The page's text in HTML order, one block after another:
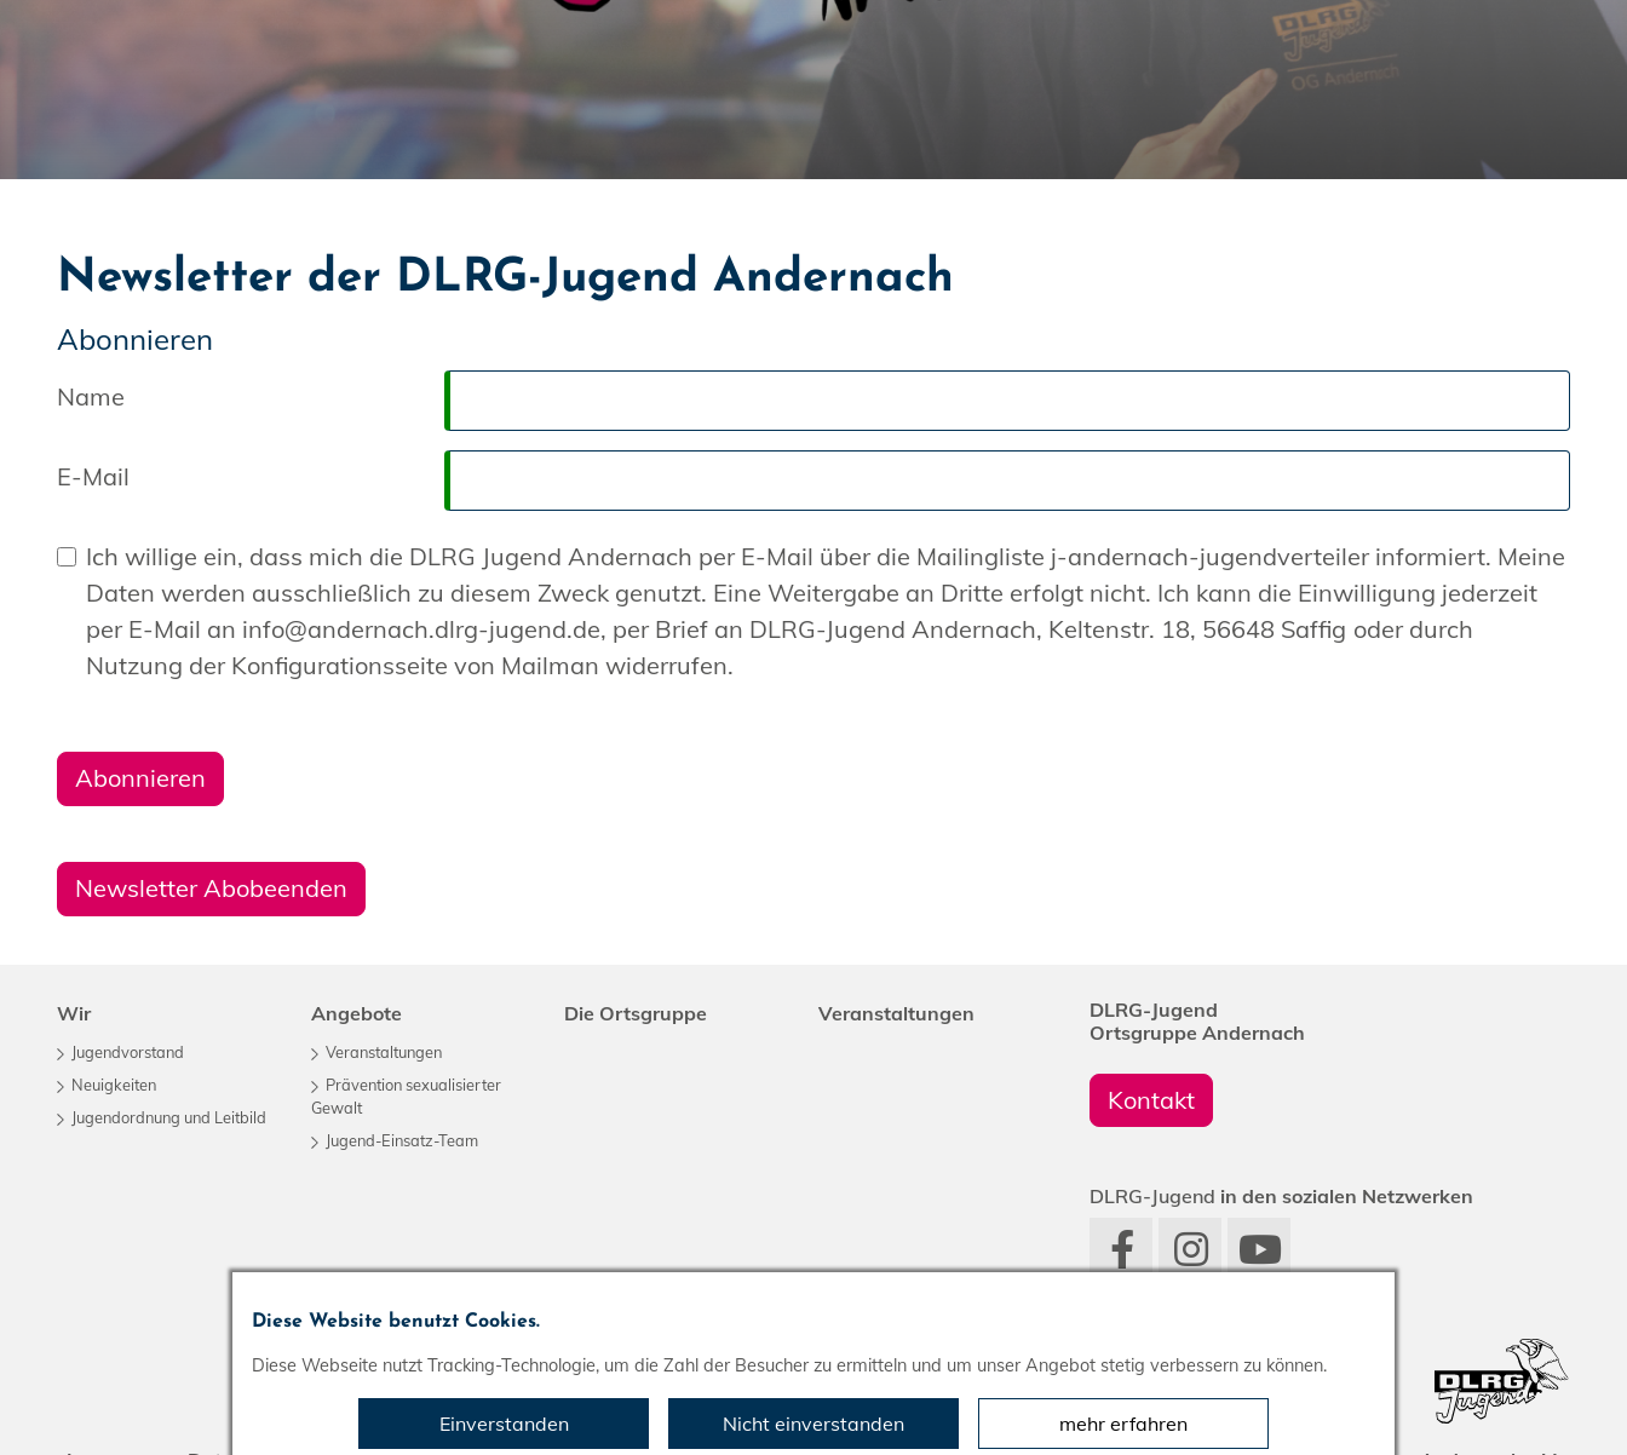
Newsletter der DLRG-Jugend Andernach
Abonnieren
Name
E-Mail
Ich willige ein, dass mich die DLRG Jugend Andernach per E-Mail über die Mailingliste j-andernach-jugendverteiler informiert. Meine
Daten werden ausschließlich zu diesem Zweck genutzt. Eine Weitergabe an Dritte erfolgt nicht. Ich kann die Einwilligung jederzeit
per E-Mail an info@andernach.dlrg-jugend.de, per Brief an DLRG-Jugend Andernach, Keltenstr. 18, 56648 Saffig oder durch
Nutzung der Konfigurationsseite von Mailman widerrufen.
Newsletter Abobeenden
Diese Website benutzt Cookies.
Diese Webseite nutzt Tracking-Technologie, um die Zahl der Besucher zu ermitteln und um unser Angebot stetig verbessern zu können.
Einverstanden Nicht einverstanden mehr erfahren
Wir
Jugendvorstand
Neuigkeiten
Jugendordnung und Leitbild
Angebote
Veranstaltungen
Prävention sexualisierter
Gewalt
Jugend-Einsatz-Team
Die Ortsgruppe Veranstaltungen
DLRG-Jugend
Ortsgruppe Andernach
Kontakt
DLRG-Jugend in den sozialen Netzwerken